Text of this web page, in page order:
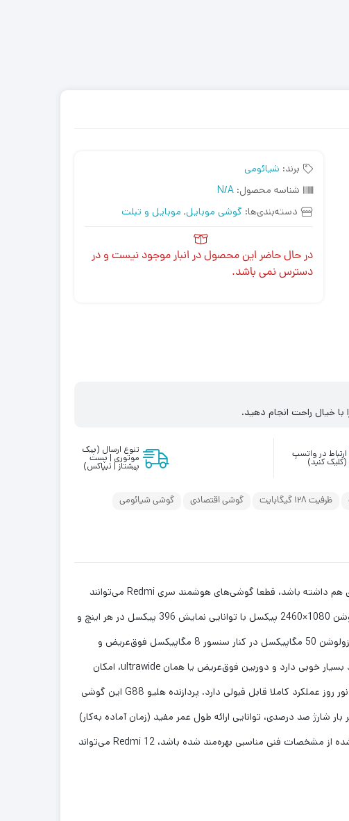
برند: شیائومی
شناسه محصول: N/A
دسته‌بندی‌ها: گوشی موبایل, موبایل و تبلت
در حال حاضر این محصول در انبار موجود نیست و در
دسترس نمی باشد.
خیال راحت انجام دهید.
ارتباط در واتسپ
(کلیک کنید)
تنوع ارسال (پیک
موتوری | پست
پیشتاز | تیپاکس)
ظرفیت 128 گیگابایت گوشی اقتصادی گوشی شیائومی
اگر به دنبال خرید گوشی‌ هوشمند میان‌رده با‌کیفیتی هستید که در کنار بهره بردن از مشخصات فنی مناسب، قیمت مقرون به‌صرفه‌ای هم داشته باشد، قطعا گوشی‌های هوشمند سری Redmi می‌توانند
گزینه بسیار مناسبی برای شما باشند. شیائومی Redmi 12 هم یکی از این گوشی‌های میان‌رده است. صفحه‌نمایش 6.79 اینچ با رزولوشن 1080×2460 پیکسل با توانایی نمایش 396 پیکسل در هر اینچ و
نرخ بروزرسانی 90 هرتز، وضوح تصویر بسیار خوب و عملکرد روانی را ارائه می‌کند. در قسمت پشتی هم یک سنسور دوربین اصلی با رزولوشن 50 مگاپیکسل در کنار سنسور 8 مگاپیکسل فوق‌عریض و
سنسور 2 مگاپیکسل ماکرو، دوربین سه‌گانه قسمت پشتی این گوشی را تشکیل می‌دهند. دوربین اصلی در نور روز و نور شب عملکرد بسیار خوبی دارد و دوربین فوق‌عریض یا همان ultrawide، امکان
ثبت تصاویر جذاب در طبیعت را فراهم کرده است. برای دوربین سلفی هم سنسور با رزولوشن 8 مگاپیکسل در نظر گرفته شده که در نور روز عملکرد کاملا قابل قبولی دارد. پردازنده هلیو G88 این گوشی
باتری 5000 میلی‌آمپر‌ساعت این گوشی هم به ازای هر بار شارژ صد درصدی، توانایی ارائه طول عمر مفید (زمان آماده به‌کار)
دو روز در حالت استفاده معمولی را دارد. در مجموع اگر به دنبال خرید گوشی میان‌رده‌ای هستید که به نسبت قیمت در نظر گرفته شده از مشخصات فنی مناسبی بهره‌مند شده باشد، Redmi 12 می‌تواند